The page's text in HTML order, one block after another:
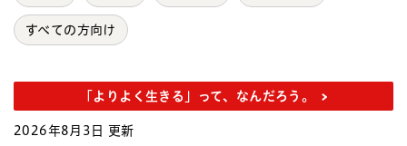
すべての方向け
「よりよく生きる」って、なんだろう。
2026年8月3日 更新